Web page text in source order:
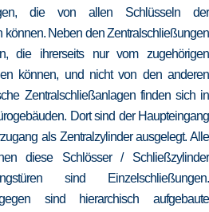
die von allen Schlüsseln der
können. Neben den Zentralschließungen
die ihrerseits nur vom zugehörigen
können, und nicht von den anderen
Zentralschließanlagen finden sich in
Dort sind der Haupteingang
als Zentralzylinder ausgelegt. Alle
diese Schlösser / Schließzylinder
sind Einzelschließungen.
sind hierarchisch aufgebaute